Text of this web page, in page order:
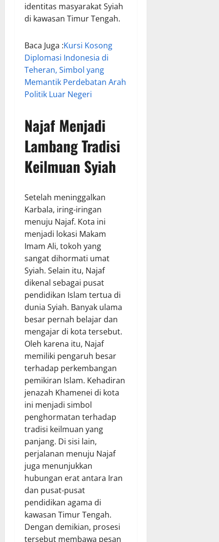
identitas masyarakat Syiah
di kawasan Timur Tengah.
Baca Juga :Kursi Kosong
Diplomasi Indonesia di
Teheran, Simbol yang
Memantik Perdebatan Arah
Politik Luar Negeri
Najaf Menjadi
Lambang Tradisi
Keilmuan Syiah
Setelah meninggalkan
Karbala, iring-iringan
menuju Najaf. Kota ini
menjadi lokasi Makam
Imam Ali, tokoh yang
sangat dihormati umat
Syiah. Selain itu, Najaf
dikenal sebagai pusat
pendidikan Islam tertua di
dunia Syiah. Banyak ulama
besar pernah belajar dan
mengajar di kota tersebut.
Oleh karena itu, Najaf
memiliki pengaruh besar
terhadap perkembangan
pemikiran Islam. Kehadiran
jenazah Khamenei di kota
ini menjadi simbol
penghormatan terhadap
tradisi keilmuan yang
panjang. Di sisi lain,
perjalanan menuju Najaf
juga menunjukkan
hubungan erat antara Iran
dan pusat-pusat
pendidikan agama di
kawasan Timur Tengah.
Dengan demikian, prosesi
tersebut membawa pesan